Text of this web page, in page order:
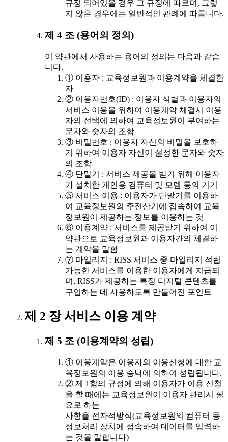
규정 되어있을 경우 그 규정에 따르며, 그렇
지 않은 경우에는 일반적인 관례에 따릅니다.
제 4 조 (용어의 정의)
이 약관에서 사용하는 용어의 정의는 다음과 같습
니다.
① 이용자 : 교육정보원과 이용계약을 체결한
자
② 이용자번호(ID) : 이용자 식별과 이용자의
서비스 이용을 위하여 이용계약 체결시 이용
자의 선택에 의하여 교육정보원이 부여하는
문자와 숫자의 조합
③ 비밀번호 : 이용자 자신의 비밀을 보호하
기 위하여 이용자 자신이 설정한 문자와 숫자
의 조합
④ 단말기 : 서비스 제공을 받기 위해 이용자
가 설치한 개인용 컴퓨터 및 모뎀 등의 기기
⑤ 서비스 이용 : 이용자가 단말기를 이용하
여 교육정보원의 주전산기에 접속하여 교육
정보원이 제공하는 정보를 이용하는 것
⑥ 이용계약 : 서비스를 제공받기 위하여 이
약관으로 교육정보원과 이용자간의 체결하
는 계약을 말함
⑦ 마일리지 : RISS 서비스 중 마일리지 적립
가능한 서비스를 이용한 이용자에게 지급되
며, RISS가 제공하는 특정 디지털 콘텐츠를
구입하는 데 사용하도록 만들어진 포인트
제 2 장 서비스 이용 계약
제 5 조 (이용계약의 성립)
① 이용계약은 이용자의 이용신청에 대한 교
육정보원의 이용 승낙에 의하여 성립됩니다.
② 제 1항의 규정에 의해 이용자가 이용 신청
을 할 때에는 교육정보원이 이용자 관리시 필
요로 하는
사항을 전자적방식(교육정보원의 컴퓨터 등
정보처리 장치에 접속하여 데이터를 입력하
는 것을 말합니다)